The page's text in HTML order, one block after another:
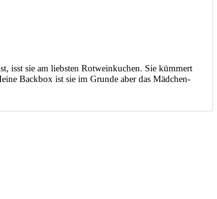
isst sie am liebsten Rotweinkuchen. Sie kümmert
Backbox ist sie im Grunde aber das Mädchen-